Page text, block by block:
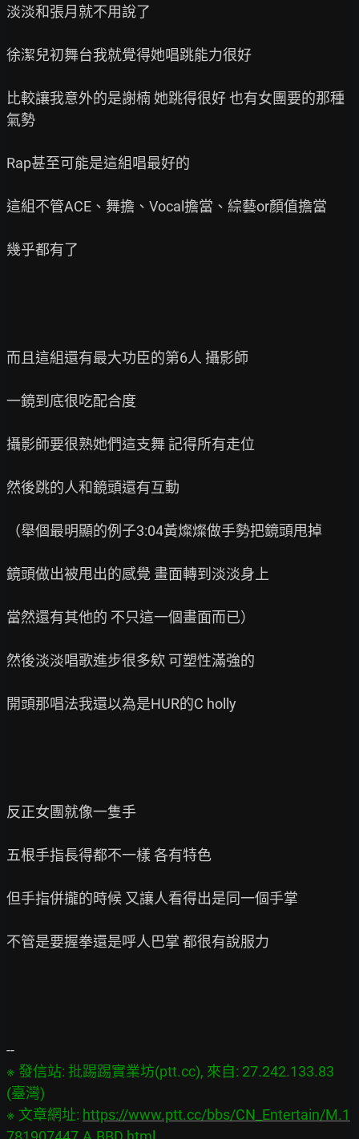
淡淡和張月就不用說了
徐潔兒初舞台我就覺得她唱跳能力很好
比較讓我意外的是謝楠 她跳得很好 也有女團要的那種
氣勢
Rap甚至可能是這組唱最好的
這組不管ACE、舞擔、Vocal擔當、綜藝or顏值擔當
幾乎都有了
而且這組還有最大功臣的第6人 攝影師
一鏡到底很吃配合度
攝影師要很熟她們這支舞 記得所有走位
然後跳的人和鏡頭還有互動
（舉個最明顯的例子3:04黃燦燦做手勢把鏡頭甩掉
鏡頭做出被甩出的感覺 畫面轉到淡淡身上
當然還有其他的 不只這一個畫面而已）
然後淡淡唱歌進步很多欸 可塑性滿強的
開頭那唱法我還以為是HUR的C holly
反正女團就像一隻手
五根手指長得都不一樣 各有特色
但手指併攏的時候 又讓人看得出是同一個手掌
不管是要握拳還是呼人巴掌 都很有說服力
※ 發信站: 批踢踢實業坊(ptt.cc), 來自: 27.242.133.83
(臺灣)
※ 文章網址: https://www.ptt.cc/bbs/CN_Entertain/M.1